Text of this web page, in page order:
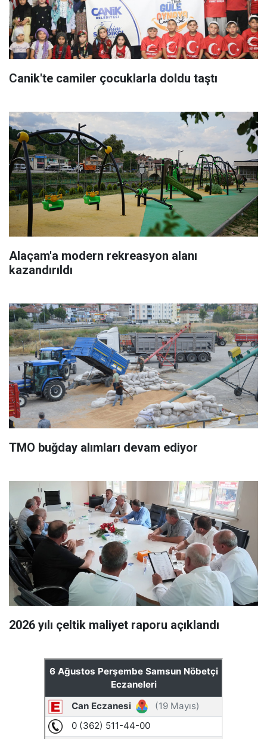
Canik'te camiler çocuklarla doldu taştı
Alaçam'a modern rekreasyon alanı
kazandırıldı
TMO buğday alımları devam ediyor
2026 yılı çeltik maliyet raporu açıklandı